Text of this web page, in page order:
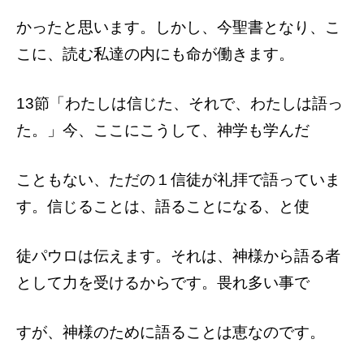
かったと思います。しかし、今聖書となり、 こ
こに、読む私達の内にも命が働きます。
13節「わたしは信じた、それで、わたしは語っ
た。」今、ここにこうして、神学も学んだ
こともない、ただの１信徒が礼拝で語ってい ま
す。信じることは、語ることになる、と使
徒パウロは伝えます。それは、神様から語る者
として力を受けるからです。畏れ多い事で
すが、神様のために語ることは恵なのです。